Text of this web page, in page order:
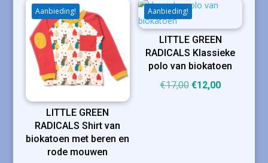
€27,50.
Aanbieding!
LITTLE GREEN
RADICALS Shirt van
biokatoen met beren en
rode mouwen
Aanbieding!
LITTLE GREEN
RADICALS Klassieke
polo van biokatoen
€17,00 Oorspronkelijke
€12,00Huidige